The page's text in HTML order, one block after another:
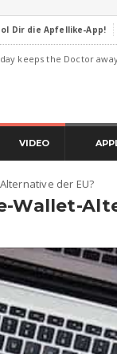
Dir die Apfellike-App!
keeps the Doctor
VIDEO
der EU?
Wallet-